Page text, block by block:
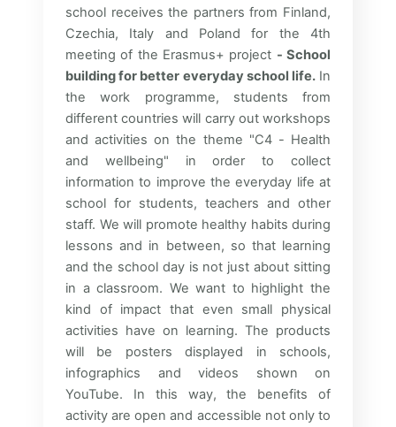
school receives the partners from Finland,
Czechia, Italy and Poland for the 4th
meeting of the Erasmus+ project - School
building for better everyday school life.In
the work programme, students from
different countries will carry out workshops
and activities on the theme "C4 - Health
and wellbeing" in order to collect
information to improve the everyday life at
school for students, teachers and other
staff. We will promote healthy habits during
lessons and in between, so that learning
and the school day is not just about sitting
in a classroom. We want to highlight the
kind of impact that even small physical
activities have on learning. The products
will be posters displayed in schools,
infographics and videos shown on
YouTube. In this way, the benefits of
activity are open and accessible not only to